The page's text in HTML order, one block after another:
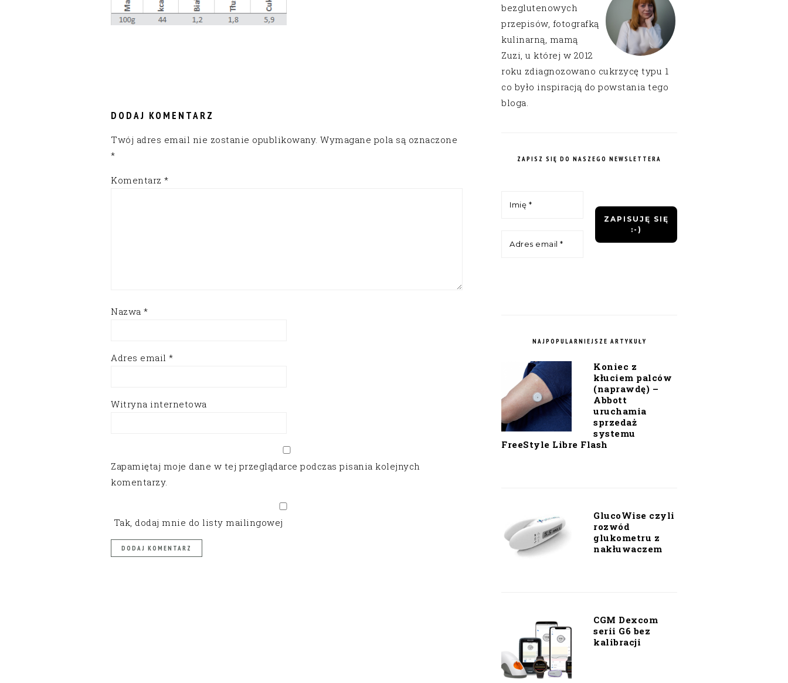
DODAJ KOMENTARZ
Twój adres email nie zostanie opublikowany. Wymagane pola są oznaczone
*
Komentarz *
Nazwa *
Adres email *
Witryna internetowa
Zapamiętaj moje dane w tej przeglądarce podczas pisania kolejnych
komentarzy.
Tak, dodaj mnie do listy mailingowej
bezglutenowych
przepisów, fotografką
kulinarną, mamą
Zuzi, u której w 2012
roku zdiagnozowano cukrzycę typu 1
co było inspiracją do powstania tego
bloga.
ZAPISZ SIĘ DO NASZEGO NEWSLETTERA
NAJPOPULARNIEJSZE ARTYKUŁY
Koniec z
kłuciem palców
(naprawdę) –
Abbott
uruchamia
sprzedaż
systemu
FreeStyle Libre Flash
GlucoWise czyli
rozwód
glukometru z
nakłuwaczem
CGM Dexcom
serii G6 bez
kalibracji